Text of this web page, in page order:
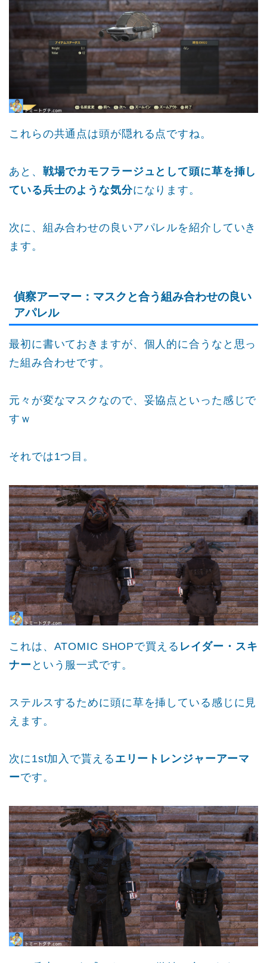
これらの共通点は頭が隠れる点ですね。
あと、 戦場でカモフラージュとして頭に草を挿し
ている兵士のような気分になります。
次に、組み合わせの良いアパレルを紹介していき
ます。
偵察アーマー：マスクと合う組み合わせの良い
アパレル
最初に書いておきますが、個人的に合うなと思っ
た組み合わせです。
元々が変なマスクなので、妥協点といった感じで
すｗ
それでは1つ目。
これは、ATOMIC SHOPで買える レイダー・スキ
ナー という服一式です。
ステルスするために頭に草を挿している感じに見
えます。
次に1st加入で貰える エリートレンジャーアーマ
ーです。